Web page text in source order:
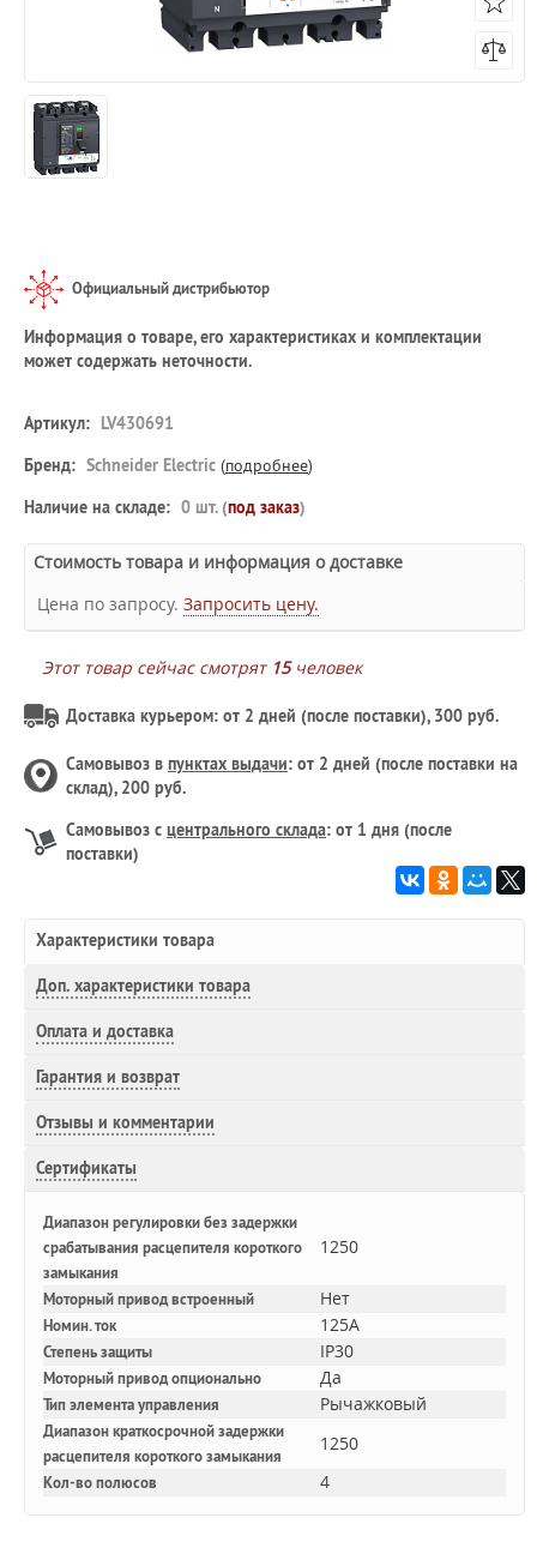
Официальный дистрибьютор
Информация о товаре, его характеристиках и комплектации
может содержать неточности.
Артикул: LV430691
Бренд: Schneider Electric (подробнее)
Наличие на складе: 0 шт. (под заказ)
Стоимость товара и информация о доставке
Цена по запросу. Запросить цену.
Этот товар сейчас смотрят 15человек
Доставка курьером: от 2 дней (после поставки), 300 руб.
Самовывоз в пунктах выдачи: от 2 дней (после поставки на
склад), 200 руб.
Самовывоз с центрального склада: от 1 дня (после
поставки)
Характеристики товара
Доп. характеристики товара
Оплата и доставка
Гарантия и возврат
Отзывы и комментарии
Сертификаты
Диапазон регулировки без задержки
срабатывания расцепителя короткого
замыкания
1250
Моторный привод встроенный Нет
Номин. ток 125A
Степень защиты IP30
Моторный привод опционально Да
Тип элемента управления Рычажковый
Диапазон краткосрочной задержки
расцепителя короткого замыкания
1250
Кол-во полюсов 4